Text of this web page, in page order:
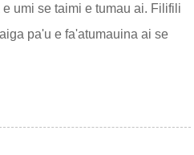
umi se taimi e tumau ai. Filifili
pa'u e fa'atumauina ai se